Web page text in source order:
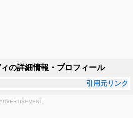
の詳細情報・プロフィール
引用元リンク